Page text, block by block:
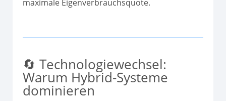
maximale Eigenverbrauchsquote.
🔄 Technologiewechsel:
Warum Hybrid-Systeme
dominieren